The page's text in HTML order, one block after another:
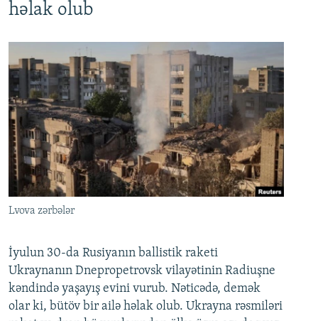
həlak olub
Lvova zərbələr
İyulun 30-da Rusiyanın ballistik raketi
Ukraynanın Dnepropetrovsk vilayətinin Radiuşne
kəndində yaşayış evini vurub. Nəticədə, demək
olar ki, bütöv bir ailə həlak olub. Ukrayna rəsmiləri